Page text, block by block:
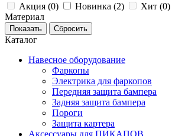
Акция (0) Новинка (2) Хит (0)
Материал
Каталог
Навесное оборудование
Фаркопы
Электрика для фаркопов
Передняя защита бампера
Задняя защита бампера
Пороги
Защита картера
Аксессуары для ПИКАПОВ